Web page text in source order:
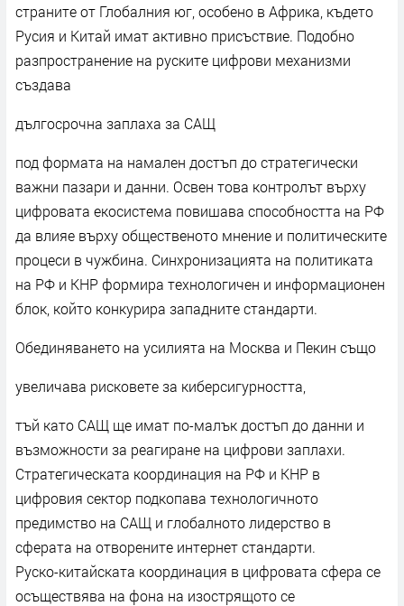
страните от Глобалния юг, особено в Африка, където
Русия и Китай имат активно присъствие. Подобно
разпространение на руските цифрови механизми
създава
дългосрочна заплаха за САЩ
под формата на намален достъп до стратегически
важни пазари и данни. Освен това контролът върху
цифровата екосистема повишава способността на РФ
да влияе върху общественото мнение и политическите
процеси в чужбина. Синхронизацията на политиката
на РФ и КНР формира технологичен и информационен
блок, който конкурира западните стандарти.
Обединяването на усилията на Москва и Пекин също
увеличава рисковете за киберсигурността,
тъй като САЩ ще имат по-малък достъп до данни и
възможности за реагиране на цифрови заплахи.
Стратегическата координация на РФ и КНР в
цифровия сектор подкопава технологичното
предимство на САЩ и глобалното лидерство в
сферата на отворените интернет стандарти.
Руско-китайската координация в цифровата сфера се
осъществява на фона на изострящото се